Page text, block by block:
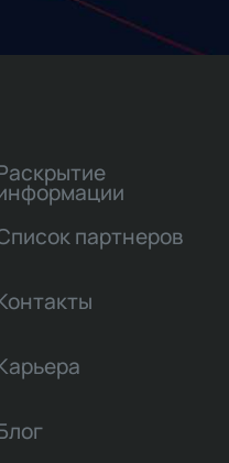
партнеров